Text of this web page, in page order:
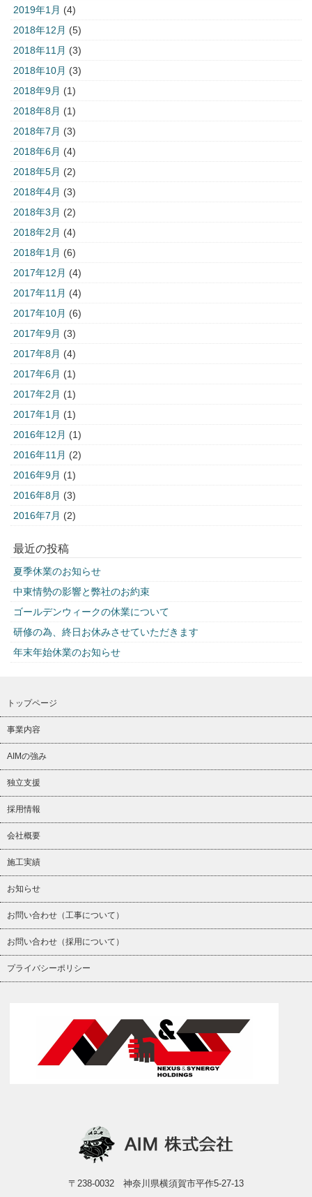
2019年1月 (4)
2018年12月 (5)
2018年11月 (3)
2018年10月 (3)
2018年9月 (1)
2018年8月 (1)
2018年7月 (3)
2018年6月 (4)
2018年5月 (2)
2018年4月 (3)
2018年3月 (2)
2018年2月 (4)
2018年1月 (6)
2017年12月 (4)
2017年11月 (4)
2017年10月 (6)
2017年9月 (3)
2017年8月 (4)
2017年6月 (1)
2017年2月 (1)
2017年1月 (1)
2016年12月 (1)
2016年11月 (2)
2016年9月 (1)
2016年8月 (3)
2016年7月 (2)
最近の投稿
夏季休業のお知らせ
中東情勢の影響と弊社のお約束
ゴールデンウィークの休業について
研修の為、終日お休みさせていただきます
年末年始休業のお知らせ
トップページ
事業内容
AIMの強み
独立支援
採用情報
会社概要
施工実績
お知らせ
お問い合わせ（工事について）
お問い合わせ（採用について）
プライバシーポリシー
〒238-0032 神奈川県横須賀市平作5-27-13